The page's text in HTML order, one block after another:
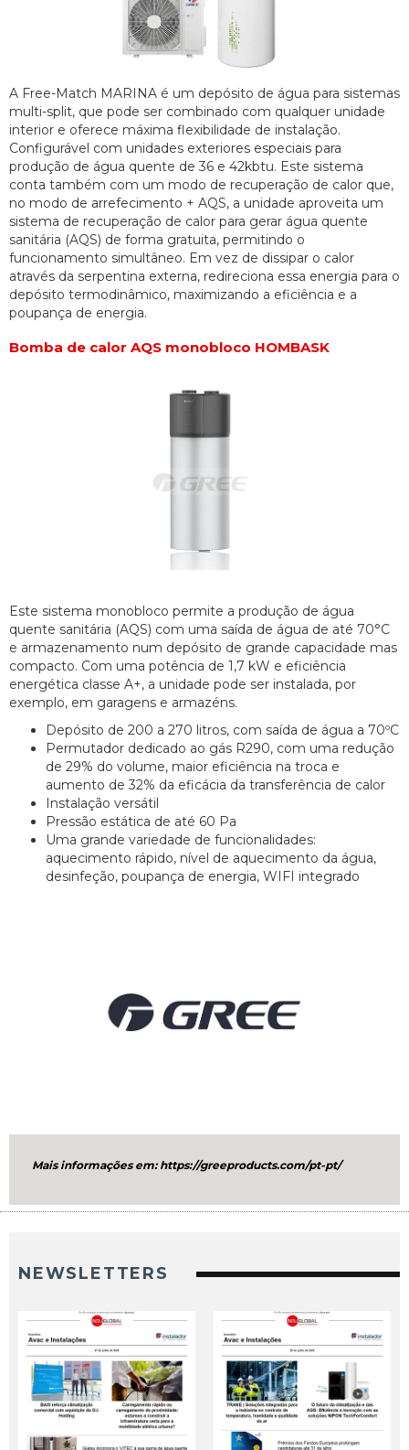
A Free-Match MARINA é um depósito de água para sistemas
multi-split, que pode ser combinado com qualquer unidade
interior e oferece máxima flexibilidade de instalação.
Configurável com unidades exteriores especiais para
produção de água quente de 36 e 42kbtu. Este sistema
conta também com um modo de recuperação de calor que,
no modo de arrefecimento + AQS, a unidade aproveita um
sistema de recuperação de calor para gerar água quente
sanitária (AQS) de forma gratuita, permitindo o
funcionamento simultâneo. Em vez de dissipar o calor
através da serpentina externa, redireciona essa energia para o
depósito termodinâmico, maximizando a eficiência e a
poupança de energia.
Bomba de calor AQS monobloco HOMBASK
Este sistema monobloco permite a produção de água
quente sanitária (AQS) com uma saída de água de até 70°C
e armazenamento num depósito de grande capacidade mas
compacto. Com uma potência de 1,7 kW e eficiência
energética classe A+, a unidade pode ser instalada, por
exemplo, em garagens e armazéns.
Depósito de 200 a 270 litros, com saída de água a 70ºC
Permutador dedicado ao gás R290, com uma redução
de 29% do volume, maior eficiência na troca e
aumento de 32% da eficácia da transferência de calor
Instalação versátil
Pressão estática de até 60 Pa
Uma grande variedade de funcionalidades:
aquecimento rápido, nível de aquecimento da água,
desinfeção, poupança de energia, WIFI integrado
Mais informações em: https://greeproducts.com/pt-pt/
NEWSLETTERS